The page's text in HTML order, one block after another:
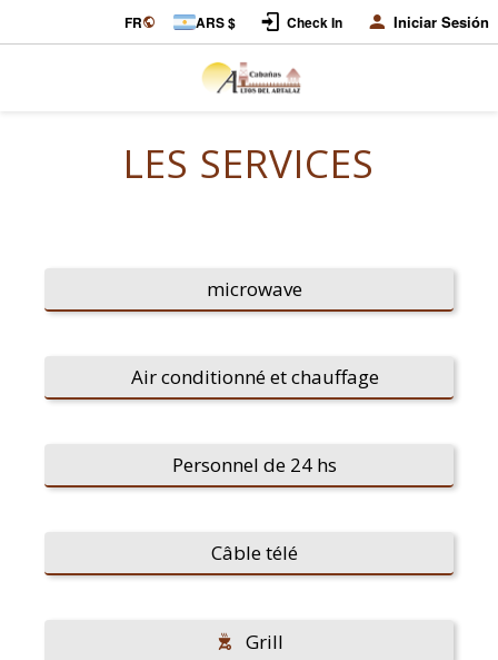
FR ARS $ Check In Iniciar Sesión
LES SERVICES
microwave
Air conditionné et chauffage
Personnel de 24 hs
Câble télé
Grill